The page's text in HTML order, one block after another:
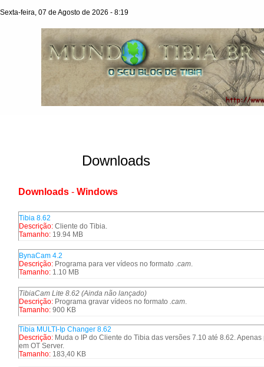
Sexta-feira, 07 de Agosto de 2026 - 8:19
Downloads
Downloads - Windows
Tibia 8.62
Descrição: Cliente do Tibia.
Tamanho: 19.94 MB
BynaCam 4.2
Descrição: Programa para ver vídeos no formato .cam.
Tamanho: 1.10 MB
TibiaCam Lite 8.62 (Ainda não lançado)
Descrição: Programa gravar vídeos no formato .cam.
Tamanho: 900 KB
Tibia MULTI-Ip Changer 8.62
Descrição: Muda o IP do Cliente do Tibia das versões 7.10 até 8.62. Apenas
em OT Server.
Tamanho: 183,40 KB